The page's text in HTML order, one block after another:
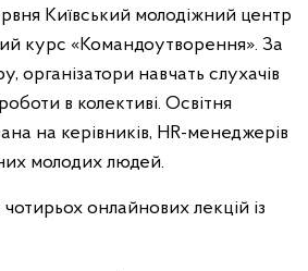
Київський молодіжний центр
курс «Командоутворення». За
організатори навчать слухачів
в колективі. Освітня
на керівників, HR-менеджерів
молодих людей.
онлайнових лекцій із